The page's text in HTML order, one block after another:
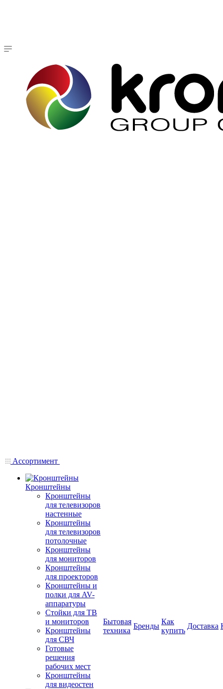
Ассортимент
Кронштейны
Кронштейны
для телевизоров
настенные
Кронштейны
для телевизоров
потолочные
Кронштейны
для мониторов
Кронштейны
для проекторов
Кронштейны и
полки для AV-
аппаратуры
Стойки для ТВ
и мониторов
Кронштейны
для СВЧ
Готовые
решения
рабочих мест
Кронштейны
для видеостен
Бытовая
техника
Бренды
Как
купить
Доставка